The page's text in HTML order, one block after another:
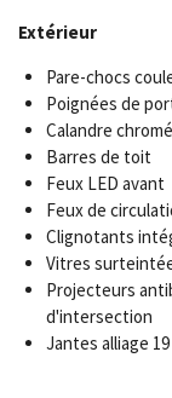
Extérieur
Pare-chocs
Poignées de
Calandre
Barres de toit
Feux LED avant
Feux de
Clignotants
Vitres
Projecteurs
d'intersection
Jantes alliage 19